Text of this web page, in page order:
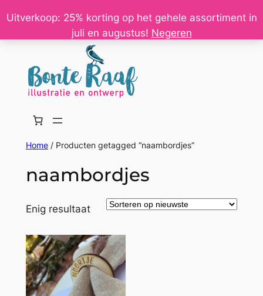
Uitverkoop: 25% korting op het gehele assortiment in
juli en augustus! Negeren
Ga
de
Home/ Producten getagged “naambordjes”
naambordjes
Enig resultaat